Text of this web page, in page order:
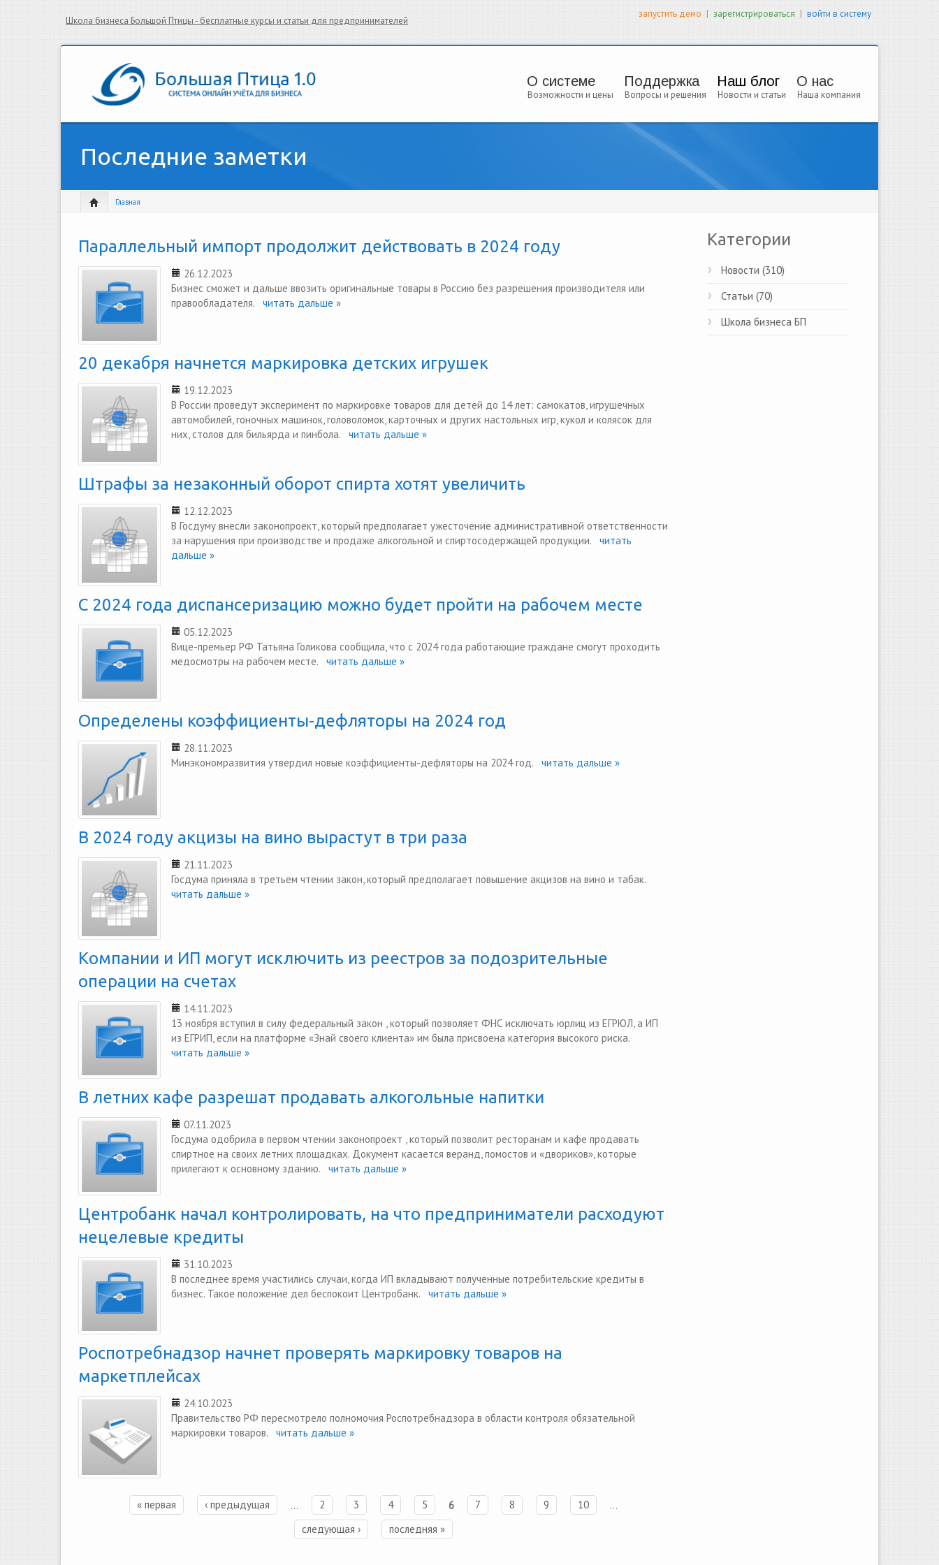
Школа бизнеса Большой Птицы - бесплатные курсы и статьи для предпринимателей
запустить демо | зарегистрироваться | войти в систему
О системе
Возможности и цены
Поддержка
Вопросы и решения
Наш блог
Новости и статьи
О нас
Наша компания
Последние заметки
Главная
Параллельный импорт продолжит действовать в 2024 году
26.12.2023
Бизнес сможет и дальше ввозить оригинальные товары в Россию без разрешения производителя или
правообладателя. читать дальше »
20 декабря начнется маркировка детских игрушек
19.12.2023
В России проведут эксперимент по маркировке товаров для детей до 14 лет: самокатов, игрушечных
автомобилей, гоночных машинок, головоломок, карточных и других настольных игр, кукол и колясок для
них, столов для бильярда и пинбола. читать дальше »
Штрафы за незаконный оборот спирта хотят увеличить
12.12.2023
В Госдуму внесли законопроект, который предполагает ужесточение административной ответственности
за нарушения при производстве и продаже алкогольной и спиртосодержащей продукции. читать
дальше »
С 2024 года диспансеризацию можно будет пройти на рабочем месте
05.12.2023
Вице-премьер РФ Татьяна Голикова сообщила, что с 2024 года работающие граждане смогут проходить
медосмотры на рабочем месте. читать дальше »
Определены коэффициенты-дефляторы на 2024 год
28.11.2023
Минэкономразвития утвердил новые коэффициенты-дефляторы на 2024 год. читать дальше »
В 2024 году акцизы на вино вырастут в три раза
21.11.2023
Госдума приняла в третьем чтении закон, который предполагает повышение акцизов на вино и табак.
читать дальше »
Компании и ИП могут исключить из реестров за подозрительные
операции на счетах
14.11.2023
13 ноября вступил в силу федеральный закон , который позволяет ФНС исключать юрлиц из ЕГРЮЛ, а ИП
из ЕГРИП, если на платформе «Знай своего клиента» им была присвоена категория высокого риска.
читать дальше »
В летних кафе разрешат продавать алкогольные напитки
07.11.2023
Госдума одобрила в первом чтении законопроект , который позволит ресторанам и кафе продавать
спиртное на своих летних площадках. Документ касается веранд, помостов и «двориков», которые
прилегают к основному зданию. читать дальше »
Центробанк начал контролировать, на что предприниматели расходуют
нецелевые кредиты
31.10.2023
В последнее время участились случаи, когда ИП вкладывают полученные потребительские кредиты в
бизнес. Такое положение дел беспокоит Центробанк. читать дальше »
Роспотребнадзор начнет проверять маркировку товаров на
маркетплейсах
24.10.2023
Правительство РФ пересмотрело полномочия Роспотребнадзора в области контроля обязательной
маркировки товаров. читать дальше »
Страницы
« первая ‹ предыдущая … 2 3 4 5 6 7 8 9 10
…
следующая ›
последняя »
Категории
Новости (310)
Статьи (70)
Школа бизнеса БП